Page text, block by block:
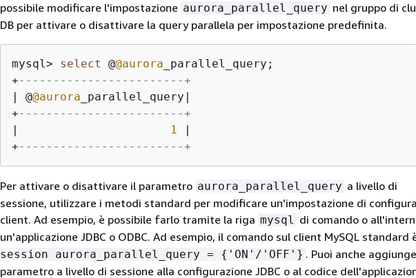
possibile modificare l'impostazione aurora_parallel_query nel gruppo di
DB per attivare o disattivare la query parallela per impostazione predefinita.
mysql> select @@aurora
+------------------------+
|
@@aurora _parallel_query |
+------------------------+
|
1
|
+------------------------+
Per attivare o disattivare il parametro aurora_parallel_query a livello di
sessione, utilizzare i metodi standard per modificare un'impostazione di
client. Ad esempio, è possibile farlo tramite la riga mysql di comando o
un'applicazione JDBC o ODBC. Ad esempio, il comando sul client MySQL standard
session aurora_parallel_query = { 'ON'/'OFF'} . Puoi anche
parametro a livello di sessione alla configurazione JDBC o al codice